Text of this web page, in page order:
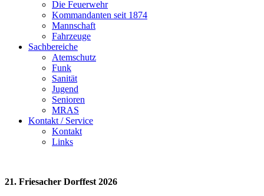
Die Feuerwehr
Kommandanten seit 1874
Mannschaft
Fahrzeuge
Sachbereiche
Atemschutz
Funk
Sanität
Jugend
Senioren
MRAS
Kontakt / Service
Kontakt
Links
21. Friesacher Dorffest 2026